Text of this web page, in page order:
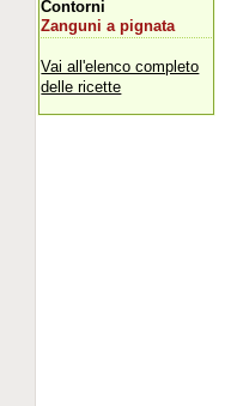
Contorni
Zanguni a pignata
Vai all'elenco completo
delle ricette